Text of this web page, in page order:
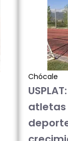
Chócale
atletas